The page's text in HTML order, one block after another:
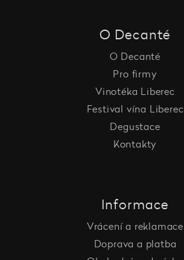
O Decanté
O Decanté
Pro firmy
Vinotéka Liberec
Festival vína Liberec
Degustace
Kontakty
Informace
Vrácení a reklamace
Doprava a platba